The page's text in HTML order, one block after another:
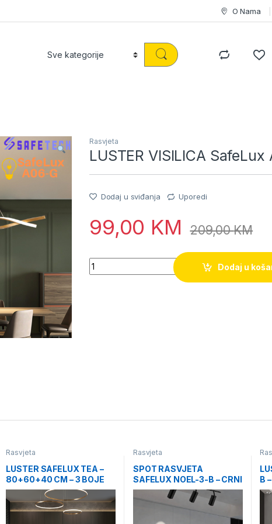
O Nama
Rasvjeta
LUSTER VISILICA
Dodaj u sviđanja Uporedi
99,00 KM 209,00KM
Quantity
Dodaj u
Rasvjeta
LUSTER SAFELUX TEA –
80+60+40 CM – 3 BOJE
OSVJETLJENJA
Rasvjeta
SPOT RASVJETA
SAFELUX NOEL-3-B – CRNI
B